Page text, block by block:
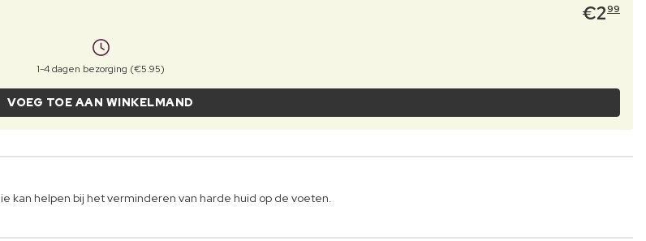
€299
1-4 dagen bezorging (€5.95)
VOEG TOE AAN WINKELMAND
kan helpen bij het verminderen van harde huid op de voeten.